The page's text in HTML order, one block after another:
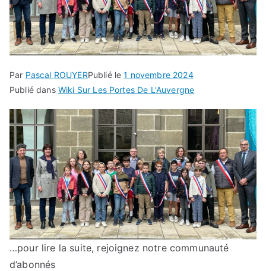
Par Pascal ROUYERPublié le1 novembre 2024
Publié dans Wiki Sur Les Portes De L'Auvergne
…pour lire la suite, rejoignez notre communauté
d’abonnés